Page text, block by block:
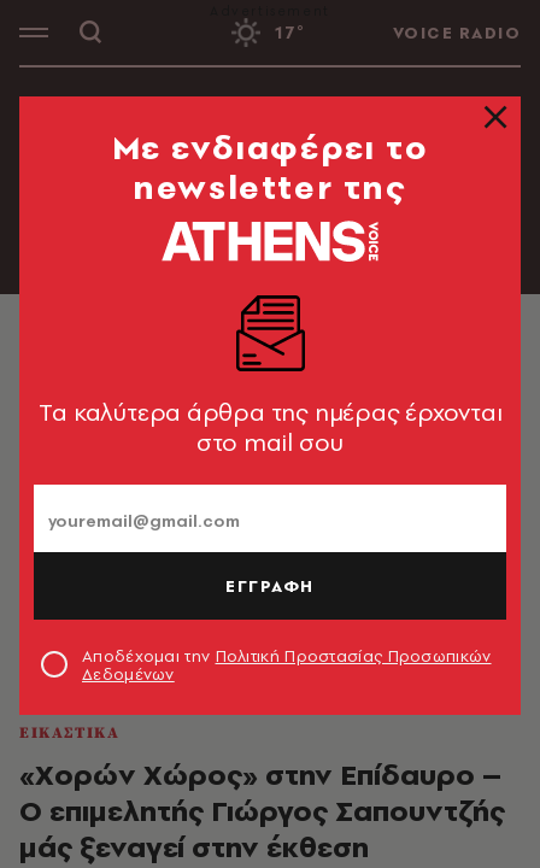
17° VOICE RADIO
#ΠΟΛΕΜΟΣ ΜΕΣΗ
ΕΙΚΑΣΤΙΚΑ
«Χορών Χώρος» στην Επίδαυρο –
Ο επιμελητής Γιώργος Σαπουντζής
μάς ξεναγεί στην έκθεση
Mε ενδιαφέρει το
newsletter της
Tα καλύτερα άρθρα της ημέρας έρχονται
στο mail σου
ΕΓΓΡΑΦΗ
Αποδέχομαι την Πολιτική Προστασίας Προσωπικών
Δεδομένων